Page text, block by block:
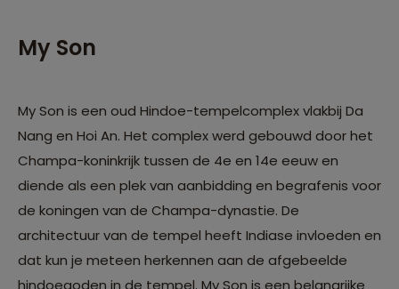
My Son
My Son is een oud Hindoe-tempelcomplex vlakbij Da
Nang en Hoi An. Het complex werd gebouwd door het
Champa-koninkrijk tussen de 4e en 14e eeuw en
diende als een plek van aanbidding en begrafenis voor
de koningen van de Champa-dynastie. De
architectuur van de tempel heeft Indiase invloeden en
dat kun je meteen herkennen aan de afgebeelde
hindoegoden in de tempel. My Son is een belangrijke